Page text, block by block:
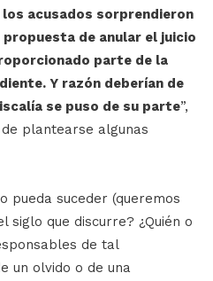
acusados sorprendieron
de anular el juicio
parte de la
Y razón deberían de
se puso de su parte”,
plantearse algunas
pueda suceder (queremos
siglo que discurre? ¿Quién o
de tal
un olvido o de una